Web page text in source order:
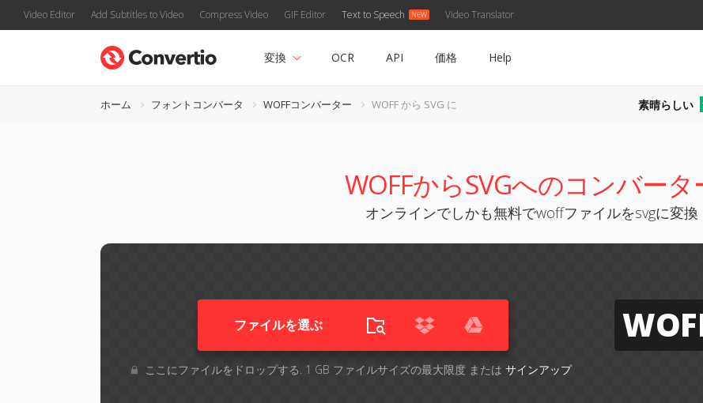
Video Editor Add Subtitles to Video Compress Video GIF Editor Text to Speech Video Translator
変換 OCR API 価格 Help
ホーム フォントコンバータ WOFFコンバーター WOFF から SVG に 素晴らしい
WOFFからSVGへのコンバータ
オンラインでしかも無料でwoffファイルをsvgに変換
ファイルを選ぶ
ここにファイルをドロップする. 1 GB ファイルサイズの最大限度 または サインアップ